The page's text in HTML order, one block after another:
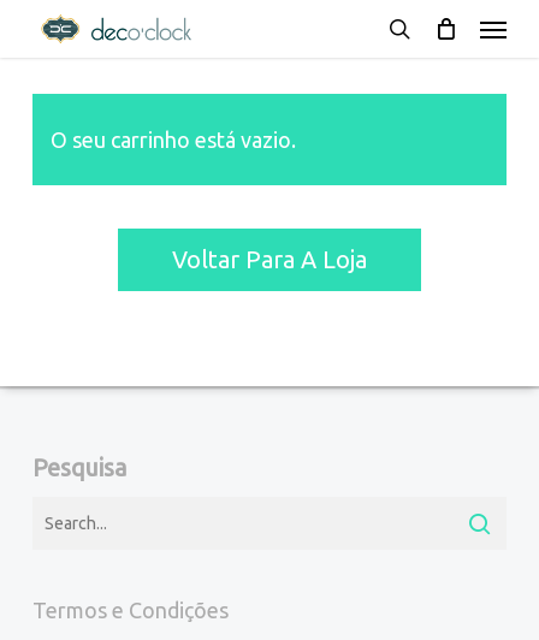
decoclock.pt Menu
O seu carrinho está vazio.
Voltar Para A Loja
Pesquisa
Termos e Condições